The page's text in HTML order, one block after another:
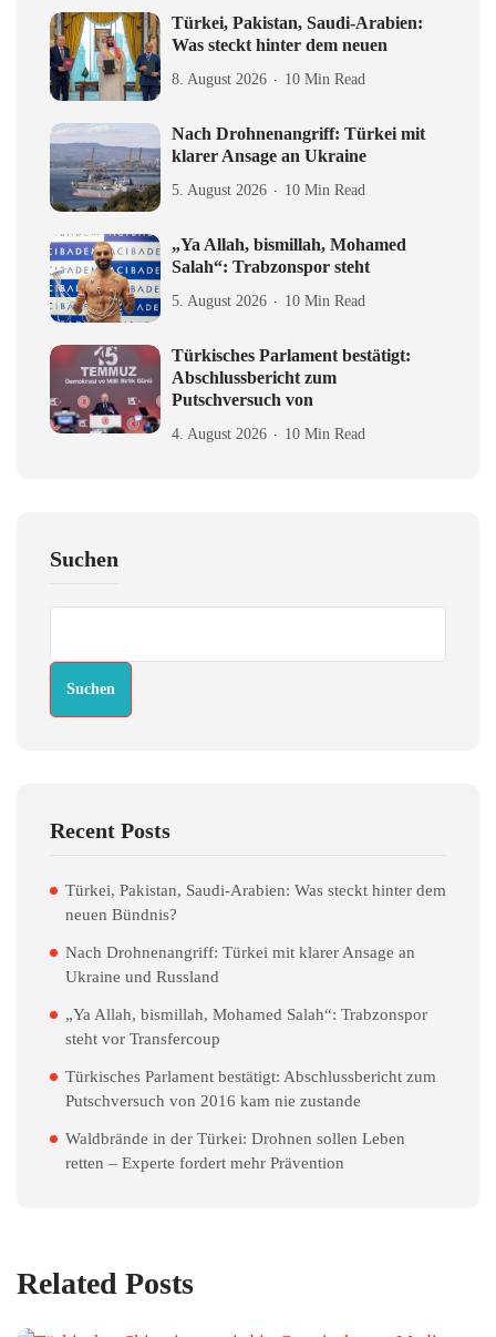
Türkei, Pakistan, Saudi-Arabien:
Was steckt hinter dem neuen
8. August 2026 10 Min Read
Nach Drohnenangriff: Türkei mit
klarer Ansage an Ukraine
5. August 2026 10 Min Read
„Ya Allah, bismillah, Mohamed
Salah“: Trabzonspor steht
5. August 2026 10 Min Read
Türkisches Parlament bestätigt:
Abschlussbericht zum
Putschversuch von
4. August 2026 10 Min Read
Suchen
Suchen
Recent Posts
Türkei, Pakistan, Saudi-Arabien: Was steckt hinter dem
neuen Bündnis?
Nach Drohnenangriff: Türkei mit klarer Ansage an
Ukraine und Russland
„Ya Allah, bismillah, Mohamed Salah“: Trabzonspor
steht vor Transfercoup
Türkisches Parlament bestätigt: Abschlussbericht zum
Putschversuch von 2016 kam nie zustande
Waldbrände in der Türkei: Drohnen sollen Leben
retten – Experte fordert mehr Prävention
Related Posts